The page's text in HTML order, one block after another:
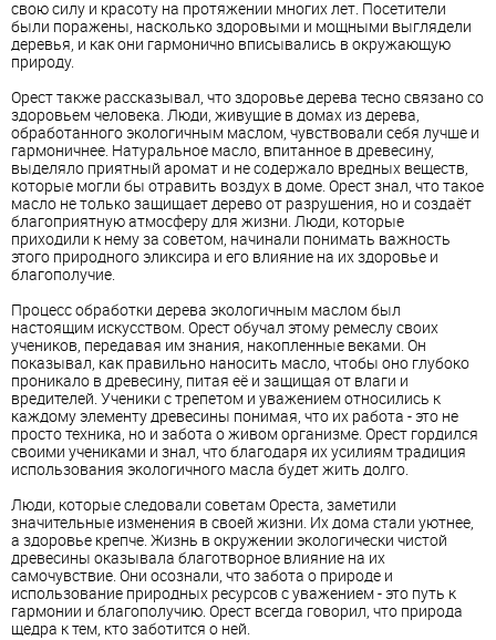
свою силу и красоту на протяжении многих лет. Посетители
были поражены, насколько здоровыми и мощными выглядели
деревья, и как они гармонично вписывались в окружающую
природу.
Орест также рассказывал, что здоровье дерева тесно связано со
здоровьем человека. Люди, живущие в домах из дерева,
обработанного экологичным маслом, чувствовали себя лучше и
гармоничнее. Натуральное масло, впитанное в древесину,
выделяло приятный аромат и не содержало вредных веществ,
которые могли бы отравить воздух в доме. Орест знал, что такое
масло не только защищает дерево от разрушения, но и создаёт
благоприятную атмосферу для жизни. Люди, которые
приходили к нему за советом, начинали понимать важность
этого природного эликсира и его влияние на их здоровье и
благополучие.
Процесс обработки дерева экологичным маслом был
настоящим искусством. Орест обучал этому ремеслу своих
учеников, передавая им знания, накопленные веками. Он
показывал, как правильно наносить масло, чтобы оно глубоко
проникало в древесину, питая её и защищая от влаги и
вредителей. Ученики с трепетом и уважением относились к
каждому элементу древесины понимая, что их работа - это не
просто техника, но и забота о живом организме. Орест гордился
своими учениками и знал, что благодаря их усилиям традиция
использования экологичного масла будет жить долго.
Люди, которые следовали советам Ореста, заметили
значительные изменения в своей жизни. Их дома стали уютнее,
а здоровье крепче. Жизнь в окружении экологически чистой
древесины оказывала благотворное влияние на их
самочувствие. Они осознали, что забота о природе и
использование природных ресурсов с уважением - это путь к
гармонии и благополучию. Орест всегда говорил, что природа
щедра к тем, кто заботится о ней.